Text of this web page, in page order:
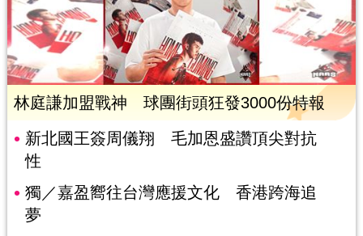
林庭謙加盟戰神 球團街頭狂發3000份特報
新北國王簽周儀翔 毛加恩盛讚頂尖對抗
性
獨／嘉盈嚮往台灣應援文化 香港跨海追
夢